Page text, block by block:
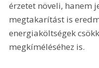
érzetet növeli, hanem
megtakarítást is
energiaköltségek
megkíméléséhez is.